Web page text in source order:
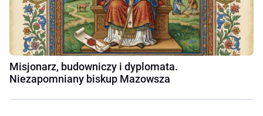
Misjonarz, budowniczy i dyplomata.
Niezapomniany biskup Mazowsza